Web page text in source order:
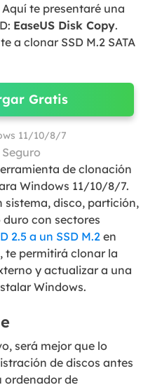
te presentaré una
EaseUS Disk Copy.
a clonar SSD M.2 SATA
Gratis
11/10/8/7
Seguro
de clonación
Windows 11/10/8/7.
sistema, disco, partición,
con sectores
2.5 a un SSD M.2en
te permitirá clonar la
y actualizar a una
Windows.
será mejor que lo
de discos antes
ordenador de